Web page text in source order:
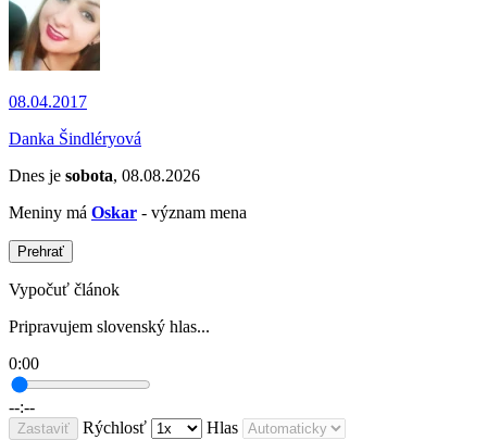
08.04.2017
Danka Šindléryová
Dnes je sobota, 08.08.2026
Meniny má Oskar - význam mena
Prehrať
Vypočuť článok
Pripravujem slovenský hlas...
0:00
--:--
Zastaviť Rýchlosť Hlas